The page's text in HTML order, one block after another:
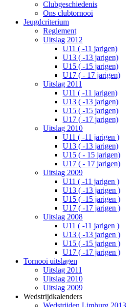
Clubgeschiedenis
Ons clubtornooi
Jeugdcriterium
Reglement
Uitslag 2012
U11 ( -11 jarigen)
U13 ( -13 jarigen)
U15 ( -15 jarigen)
U17 ( - 17 jarigen)
Uitslag 2011
U11 ( -11 jarigen)
U13 ( -13 jarigen)
U15 ( -15 jarigen)
U17 ( -17 jarigen)
Uitslag 2010
U11 ( -11 jarigen )
U13 ( -13 jarigen)
U15 ( - 15 jarigen)
U17 ( - 17 jarigen)
Uitslag 2009
U11 ( -11 jarigen )
U13 ( -13 jarigen )
U15 ( -15 jarigen )
U17 ( -17 jarigen )
Uitslag 2008
U11 ( -11 jarigen )
U13 ( -13 jarigen )
U15 ( -15 jarigen )
U17 ( -17 jarigen )
Tornooi uitslagen
Uitslag 2011
Uitslag 2010
Uitslag 2009
Wedstrijdkalenders
Wedstrijden Limburg 2013